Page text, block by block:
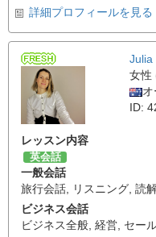
詳細プロフィールを見る
Julia
女性
ID:
レッスン内容
英会話
一般会話
旅行会話
リスニング 読
ビジネス会話
ビジネス全般 経営 セー